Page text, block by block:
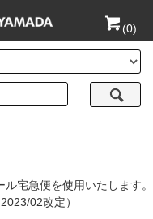
(0)
宅急便を使用いたします。
02改定）